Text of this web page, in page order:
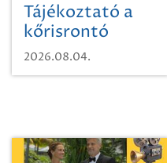
Tájékoztató a
kőrisrontó
karcsúdíszbogárról
2026.08.04.